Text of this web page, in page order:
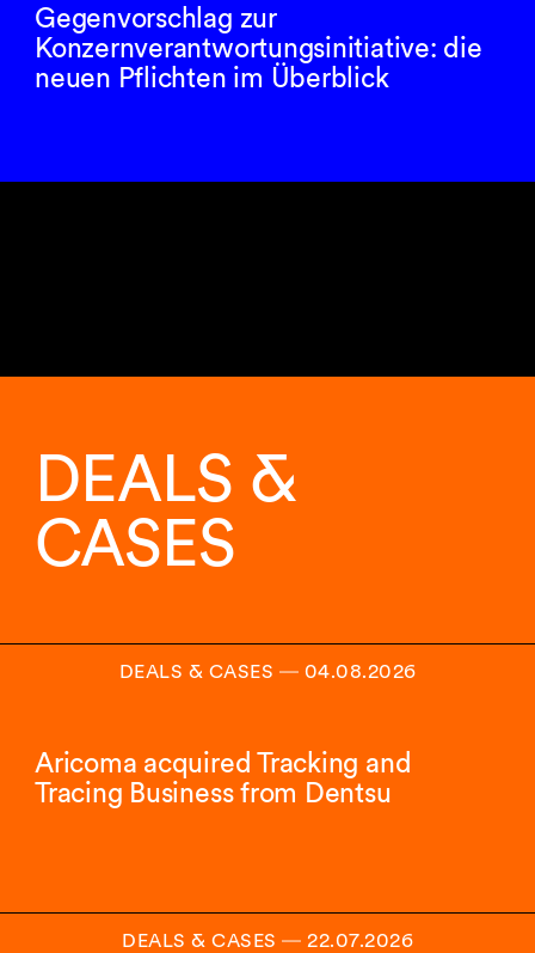
Gegenvorschlag zur
Konzernverantwortungsinitiative: die
neuen Pflichten im Überblick
Insights
angezeigt.
DEALS &
CASES
DEALS & CASES ― 04.08.2026
Aricoma acquired Tracking and
Tracing Business from Dentsu
DEALS & CASES ― 22.07.2026